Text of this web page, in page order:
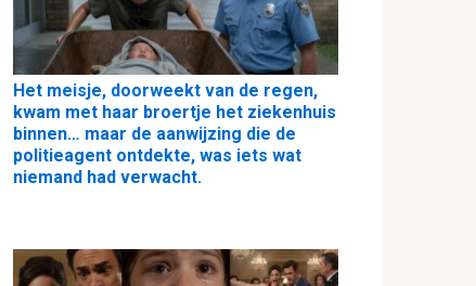
Het meisje, doorweekt van de regen,
kwam met haar broertje het ziekenhuis
binnen… maar de aanwijzing die de
politieagent ontdekte, was iets wat
niemand had verwacht.